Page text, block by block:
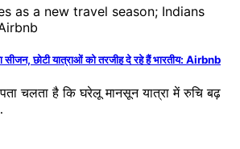
सीजन, छोटी यात्राओं को तरजीह दे रहे हैं भारतीय: Airbnb
चलता है कि घरेलू मानसून यात्रा में रुचि बढ़